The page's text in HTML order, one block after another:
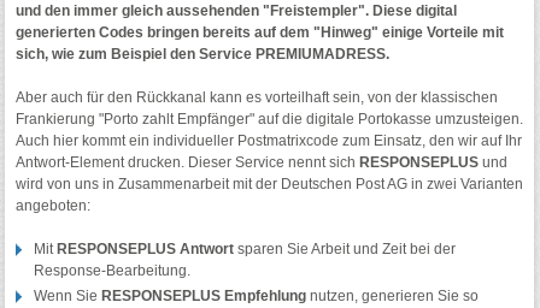
und den immer gleich aussehenden "Freistempler". Diese digital
generierten Codes bringen bereits auf dem "Hinweg" einige Vorteile mit
sich, wie zum Beispiel den Service PREMIUMADRESS.
Aber auch für den Rückkanal kann es vorteilhaft sein, von der klassischen
Frankierung "Porto zahlt Empfänger" auf die digitale Portokasse umzusteigen.
Auch hier kommt ein individueller Postmatrixcode zum Einsatz, den wir auf Ihr
Antwort-Element drucken. Dieser Service nennt sich RESPONSEPLUS und
wird von uns in Zusammenarbeit mit der Deutschen Post AG in zwei Varianten
angeboten:
Mit RESPONSEPLUS Antwort sparen Sie Arbeit und Zeit bei der
Response-Bearbeitung.
Wenn Sie RESPONSEPLUS Empfehlung nutzen, generieren Sie so